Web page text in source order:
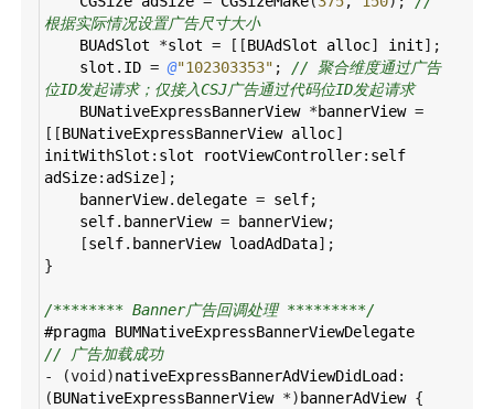
根据实际情况设置广告尺寸大小
BUAdSlot
*slot = [[BUAdSlot alloc] init];
slot . ID = @"102303353" ; // 聚合维度通过广告
位ID发起请求；仅接入CSJ广告通过代码位ID发起请求
BUNativeExpressBannerView *bannerView =
[[BUNativeExpressBannerView alloc
initWithSlot : slot rootViewController: self
adSize: adSize];
bannerView.delegate = self;
self. bannerView = bannerView;
[self. bannerView loadAdData];
}
/******** Banner广告回调处理 *********/
#pragma BUMNativeExpressBannerViewDelegate
// 广告加载成功
-
(void )nativeExpressBannerAdViewDidLoad :
(BUNativeExpressBannerView *) bannerAdView {